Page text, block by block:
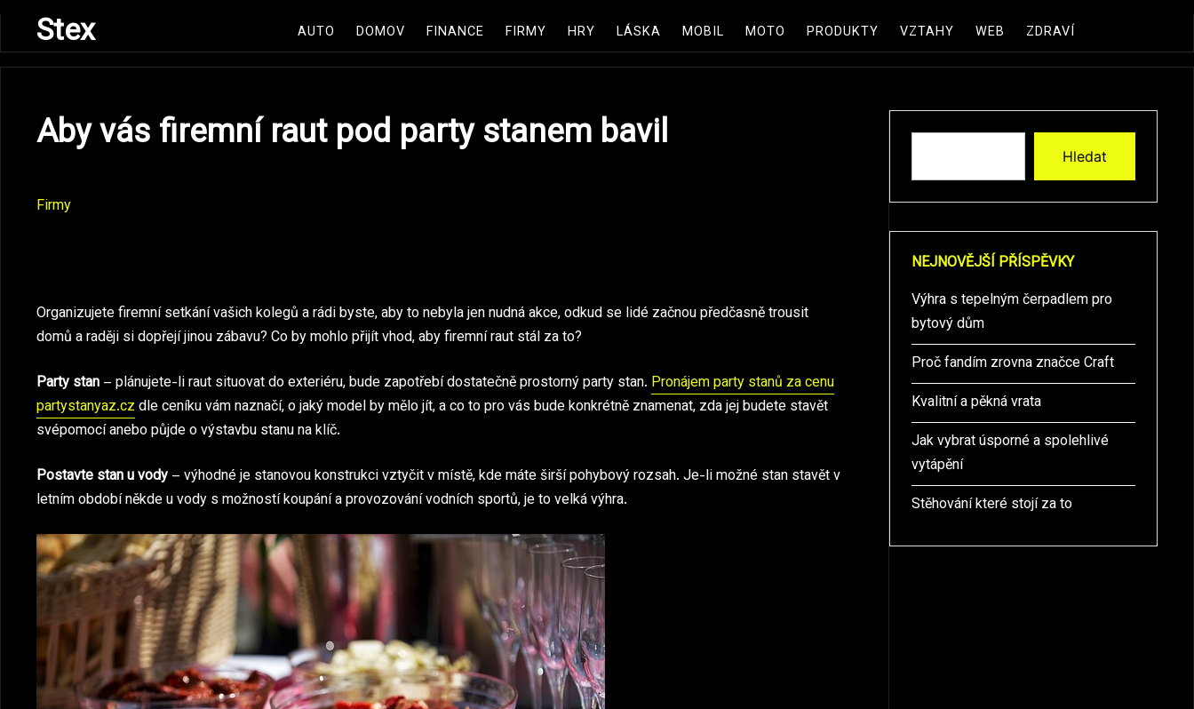
Skip
content
Stex AUTO DOMOV FINANCE FIRMY HRY LÁSKA MOBIL MOTO PRODUKTY VZTAHY WEB ZDRAVÍ
Aby vás firemní raut pod party stanem bavil
Firmy
Organizujete firemní setkání vašich kolegů a rádi byste, aby to nebyla jen nudná akce, odkud se lidé začnou předčasně trousit
domů a raději si dopřejí jinou zábavu? Co by mohlo přijít vhod, aby firemní raut stál za to?
Party stan – plánujete-li raut situovat do exteriéru, bude zapotřebí dostatečně prostorný party stan. Pronájem party stanů za cenu
partystanyaz.cz dle ceníku vám naznačí, o jaký model by mělo jít, a co to pro vás bude konkrétně znamenat, zda jej budete stavět
svépomocí anebo půjde o výstavbu stanu na klíč.
Postavte stan u vody – výhodné je stanovou konstrukci vztyčit v místě, kde máte širší pohybový rozsah. Je-li možné stan stavět v
letním období někde u vody s možností koupání a provozování vodních sportů, je to velká výhra.
Hledat
NEJNOVĚJŠÍ PŘÍSPĚVKY
Výhra s tepelným čerpadlem pro
bytový dům
Proč fandím zrovna značce Craft
Kvalitní a pěkná vrata
Jak vybrat úsporné a spolehlivé
vytápění
Stěhování které stojí za to